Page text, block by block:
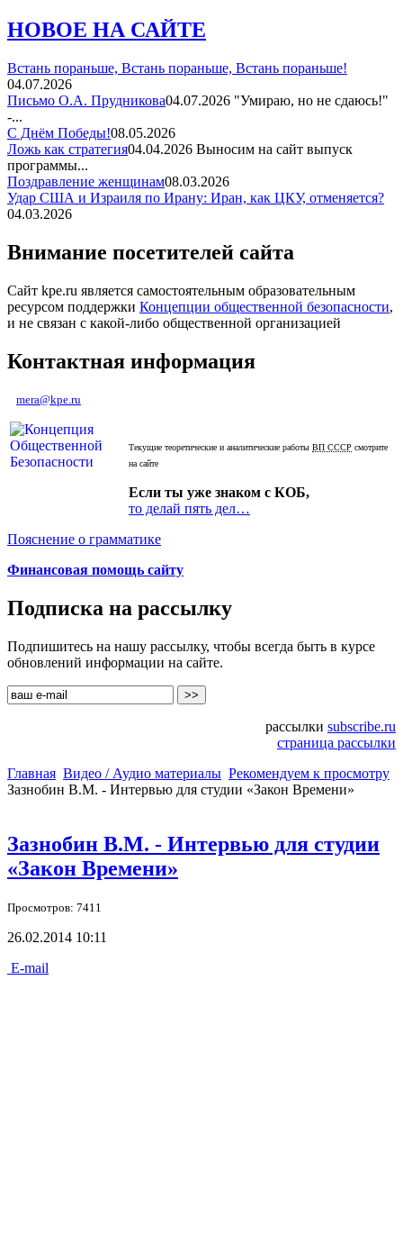
НОВОЕ НА САЙТЕ
Встань пораньше, Встань пораньше, Встань пораньше!
04.07.2026
Письмо О.А. Прудникова04.07.2026 "Умираю, но не сдаюсь!"
-...
С Днём Победы!08.05.2026
Ложь как стратегия04.04.2026 Выносим на сайт выпуск
программы...
Поздравление женщинам08.03.2026
Удар США и Израиля по Ирану: Иран, как ЦКУ, отменяется?
04.03.2026
Внимание посетителей сайта
Сайт kpe.ru является самостоятельным образовательным
ресурсом поддержки Концепции общественной безопасности,
и не связан с какой-либо общественной организацией
Контактная информация
mera@kpe.ru
Текущие теоретические и аналитические работы ВП СССР смотрите
на сайте
Если ты уже знаком с КОБ,
то делай пять дел…
Пояснение о грамматике
Финансовая помощь сайту
Подписка на рассылку
Подпишитесь на нашу рассылку, чтобы всегда быть в курсе
обновлений информации на сайте.
рассылки subscribe.ru
страница рассылки
Главная Видео / Аудио материалы Рекомендуем к просмотру
Зазнобин В.М. - Интервью для студии «Закон Времени»
Зазнобин В.М. - Интервью для студии
«Закон Времени»
Просмотров: 7411
26.02.2014 10:11
E-mail